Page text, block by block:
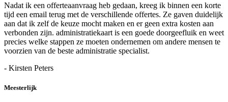
Nadat ik een offerteaanvraag heb gedaan, kreeg ik binnen een korte
tijd een email terug met de verschillende offertes. Ze gaven duidelijk
aan dat ik zelf de keuze mocht maken en er geen extra kosten aan
verbonden zijn. administratiekaart is een goede doorgeefluik en weet
precies welke stappen ze moeten ondernemen om andere mensen te
voorzien van de beste administratie specialist.
- Kirsten Peters
Meesterlijk